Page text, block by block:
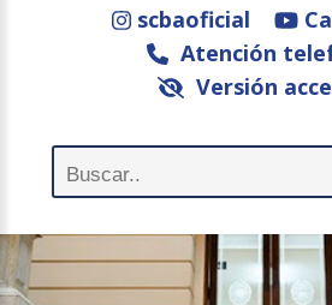
scbaoficial
Atención
Versión